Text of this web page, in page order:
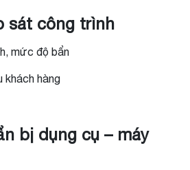
sát công trình
mức độ bẩn
khách hàng
bị dụng cụ – máy